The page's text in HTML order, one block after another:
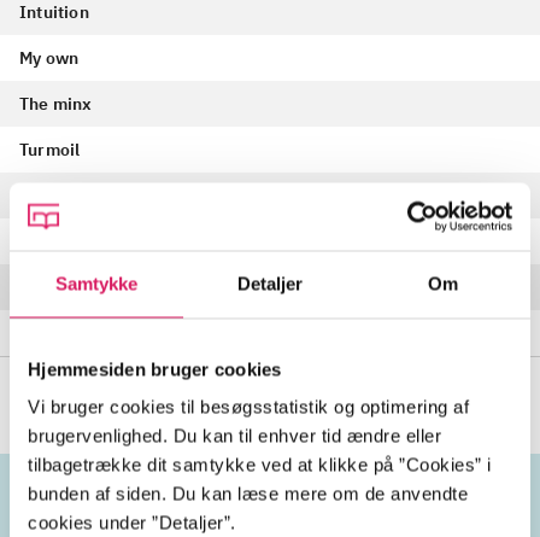
Samtykke Detaljer Om
Hjemmesiden bruger cookies
Vi bruger cookies til besøgsstatistik og optimering af
brugervenlighed. Du kan til enhver tid ændre eller
tilbagetrække dit samtykke ved at klikke på ”Cookies” i
bunden af siden. Du kan læse mere om de anvendte
cookies under ”Detaljer”.
Intuition
My own
The minx
Turmoil
Elevate freedom